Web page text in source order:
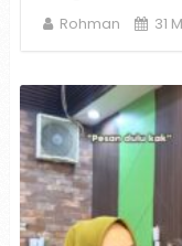
Rohman 31